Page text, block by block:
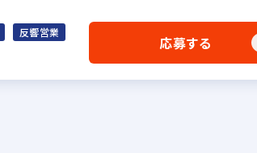
反響営業
応募する